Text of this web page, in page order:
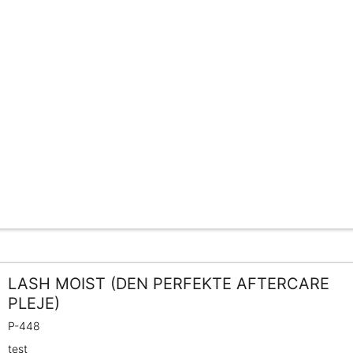
LASH MOIST (DEN PERFEKTE AFTERCARE
PLEJE)
P-448
test